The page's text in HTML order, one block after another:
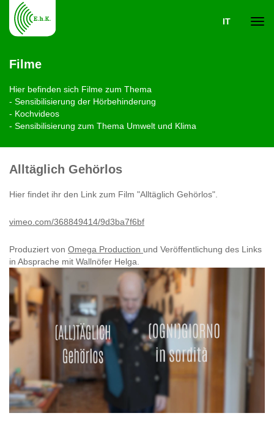
IT
Filme
Hier befinden sich Filme zum Thema
- Sensibilisierung der Hörbehinderung
- Kochvideos
- Sensibilisierung zum Thema Umwelt und Klima
Alltäglich Gehörlos
Hier findet ihr den Link zum Film "Alltäglich Gehörlos".
vimeo.com/368849414/9d3ba7f6bf
Produziert von Omega Production und Veröffentlichung des Links
in Absprache mit Wallnöfer Helga.